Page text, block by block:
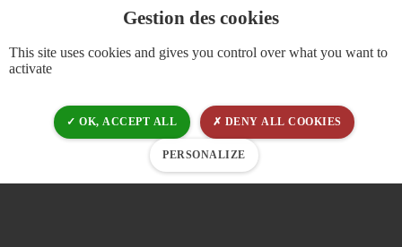
Emplois & stages
Espace pro
Actualités
This site uses cookies and gives you control over what you want to
activate
OK, ACCEPT ALL DENY ALL COOKIES
PERSONALIZE